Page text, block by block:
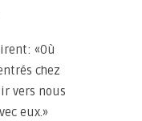
«Où
chez
vers nous
eux.»